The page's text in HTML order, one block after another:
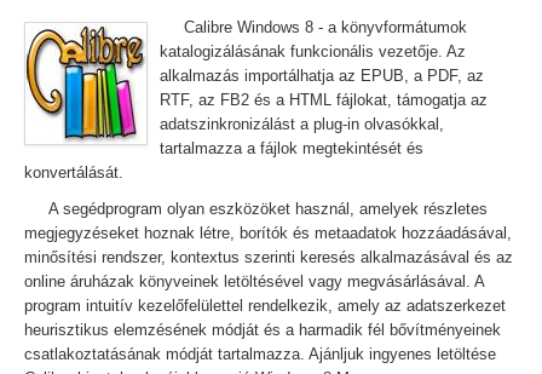
Calibre Windows 8 - a könyvformátumok
katalogizálásának funkcionális vezetője. Az
alkalmazás importálhatja az EPUB, a PDF, az
RTF, az FB2 és a HTML fájlokat, támogatja az
adatszinkronizálást a plug-in olvasókkal,
tartalmazza a fájlok megtekintését és
konvertálását.
A segédprogram olyan eszközöket használ, amelyek részletes
megjegyzéseket hoznak létre, borítók és metaadatok hozzáadásával,
minősítési rendszer, kontextus szerinti keresés alkalmazásával és az
online áruházak könyveinek letöltésével vagy megvásárlásával. A
program intuitív kezelőfelülettel rendelkezik, amely az adatszerkezet
heurisztikus elemzésének módját és a harmadik fél bővítményeinek
csatlakoztatásának módját tartalmazza. Ajánljuk ingyenes letöltése